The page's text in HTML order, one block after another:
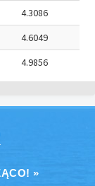
4.3086
4.6049
4.9856
»